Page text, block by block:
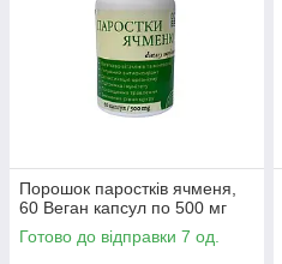
Порошок паростків ячменя,
60 Веган капсул по 500 мг
Готово до відправки 7 од.